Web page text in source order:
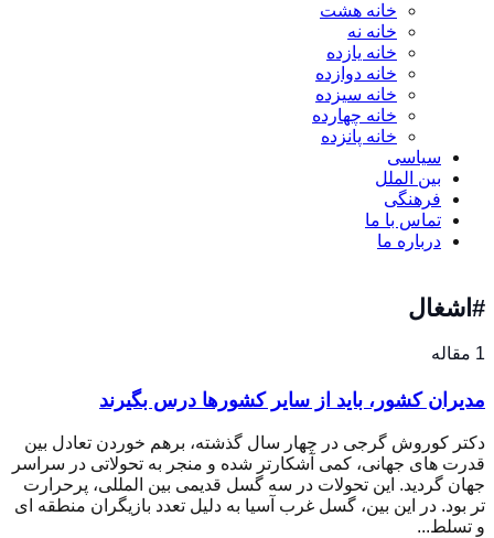
خانه هشت
خانه نه
خانه یازده
خانه دوازده
خانه سیزده
خانه چهارده
خانه پانزده
سیاسی
بین الملل
فرهنگی
تماس با ما
درباره ما
#اشغال
1 مقاله
مدیران کشور، باید از سایر کشورها درس بگیرند
دکتر کوروش گرجی در چهار سال گذشته، برهم خوردن تعادل بین
قدرت های جهانی، کمی آشکارتر شده و منجر به تحولاتی در سراسر
جهان گردید. این تحولات در سه گسل قدیمی بین المللی، پرحرارت
تر بود. در این بین، گسل غرب آسیا به دلیل تعدد بازیگران منطقه ای
و تسلط...